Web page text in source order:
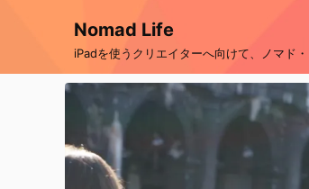
Nomad Life
iPadを使うクリエイターへ向けて、ノマド